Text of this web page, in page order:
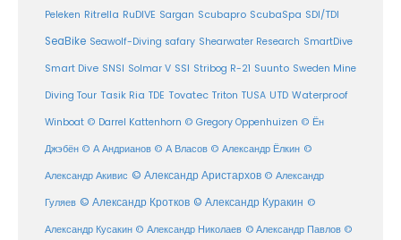
Peleken Ritrella RuDIVE Sargan Scubapro ScubaSpa SDI/TDI
SeaBike Seawolf-Diving safary Shearwater Research SmartDive
Smart Dive SNSI Solmar V SSI Stribog R-21 Suunto Sweden Mine
Diving Tour Tasik Ria TDE Tovatec Triton TUSA UTD Waterproof
Winboat © Darrel Kattenhorn © Gregory Oppenhuizen © Ён
Джэбён © А Андрианов © А Власов © Александр Ёлкин ©
Александр Акивис © Александр Аристархов © Александр
Гуляев © Александр Кротков © Александр Куракин ©
Александр Кусакин © Александр Николаев © Александр Павлов ©